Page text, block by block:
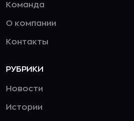
Команда
О компании
Контакты
РУБРИКИ
Новости
Истории